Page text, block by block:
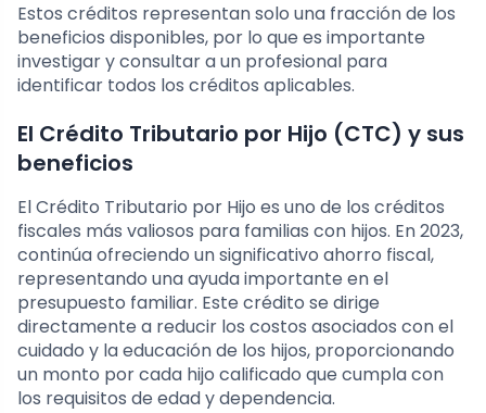
Estos créditos representan solo una fracción de los
beneficios disponibles, por lo que es importante
investigar y consultar a un profesional para
identificar todos los créditos aplicables.
El Crédito Tributario por Hijo (CTC) y sus
beneficios
El Crédito Tributario por Hijo es uno de los créditos
fiscales más valiosos para familias con hijos. En 2023,
continúa ofreciendo un significativo ahorro fiscal,
representando una ayuda importante en el
presupuesto familiar. Este crédito se dirige
directamente a reducir los costos asociados con el
cuidado y la educación de los hijos, proporcionando
un monto por cada hijo calificado que cumpla con
los requisitos de edad y dependencia.